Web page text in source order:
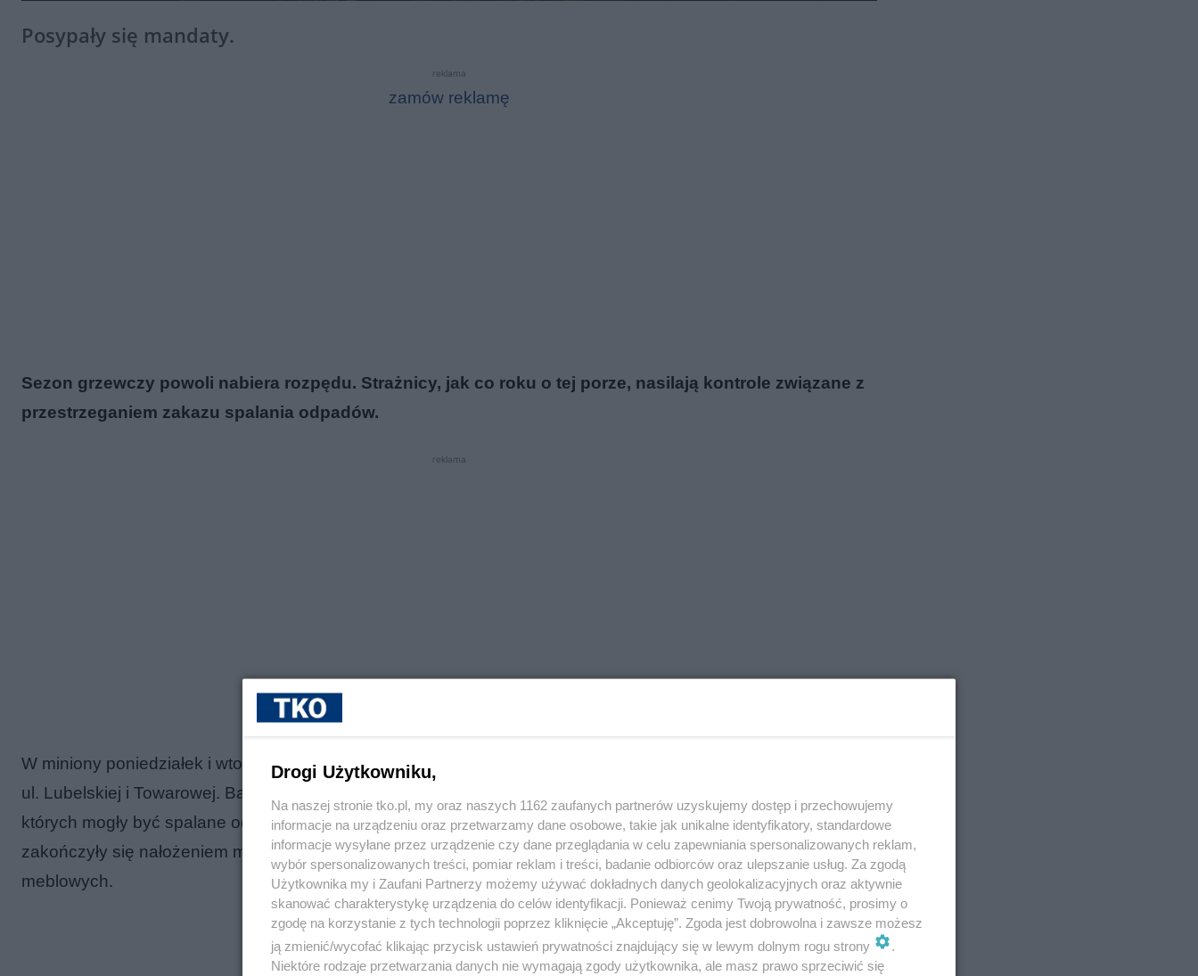
Posypały się mandaty.
reklama
zamów reklamę
Sezon grzewczy powoli nabiera rozpędu. Strażnicy, jak co roku o tej porze, nasilają kontrole związane z
przestrzeganiem zakazu spalania odpadów.
reklama
W miniony poniedziałek i wtorek patrol przy pomocy drona
ul. Lubelskiej i Towarowej. Badając poziom stężenia zanieczyszczeń w powietrzu, strażnicy typowali miejsca, w
których mogły być spalane odpady. W tym czasie przeprowadzili łącznie 13 kontroli, które w trzech przypadkach
zakończyły się nałożeniem mandatu za spalanie odpadów w postaci między innymi lakierowanych płyt
meblowych.
reklama
Drogi Użytkowniku,
Na naszej stronie tko.pl, my oraz naszych 1162 zaufanych partnerów uzyskujemy dostęp i przechowujemy
informacje na urządzeniu oraz przetwarzamy dane osobowe, takie jak unikalne identyfikatory, standardowe
informacje wysyłane przez urządzenie czy dane przeglądania w celu zapewniania spersonalizowanych reklam,
wybór spersonalizowanych treści, pomiar reklam i treści, badanie odbiorców oraz ulepszanie usług. Za zgodą
Użytkownika my i Zaufani Partnerzy możemy używać dokładnych danych geolokalizacyjnych oraz aktywnie
skanować charakterystykę urządzenia do celów identyfikacji. Ponieważ cenimy Twoją prywatność, prosimy o
zgodę na korzystanie z tych technologii poprzez kliknięcie „Akceptuję”. Zgoda jest dobrowolna i zawsze możesz
ją zmienić/wycofać klikając przycisk ustawień prywatności znajdujący się w lewym dolnym rogu strony
.
Niektóre rodzaje przetwarzania danych nie wymagają zgody użytkownika, ale masz prawo sprzeciwić się